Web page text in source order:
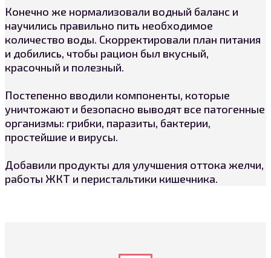
Конечно же нормализовали водный баланс и
научились правильно пить необходимое
количество воды. Скорректировали план питания
и добились, чтобы рацион был вкусный,
красочный и полезный.
Постепенно вводили компоненты, которые
уничтожают и безопасно выводят все патогенные
организмы: грибки, паразиты, бактерии,
простейшие и вирусы.
Добавили продукты для улучшения оттока желчи,
работы ЖКТ и перистальтики кишечника.